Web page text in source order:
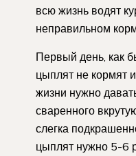
всю жизнь водят
неправильном
Первый день, как
цыплят не кормят
жизни нужно
сваренного
слегка
цыплят нужно 5-6